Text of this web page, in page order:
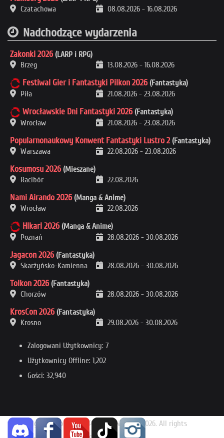
Czatachowa
08.08.2026 - 16.08.2026
Nadchodzące wydarzenia
Zakonki 2026 (LARP i RPG)
Brzeg
13.08.2026 - 16.08.2026
Festiwal Gier i Fantastyki Pilkon 2026 (Fantastyka)
Piła
21.08.2026 - 23.08.2026
Wrocławskie Dni Fantastyki 2026 (Fantastyka)
Wrocław
21.08.2026 - 23.08.2026
Popularnonaukowy Konwent Fantastyki Lustro 2 (Fantastyka)
Warszawa
22.08.2026 - 23.08.2026
Kosumosu 2026 (Mieszane)
Racibór
22.08.2026
Nami Airando 2026 (Manga & Anime)
Wrocław
22.08.2026
Hikari 2026 (Manga & Anime)
Poznań
28.08.2026 - 30.08.2026
Jagacon 2026 (Fantastyka)
Skarżyńsko-Kamienna
28.08.2026 - 30.08.2026
Tolkon 2026 (Fantastyka)
Chorzów
28.08.2026 - 30.08.2026
KrosCon 2026 (Fantastyka)
Krosno
29.08.2026 - 30.08.2026
Zalogowani Użytkownicy: 7
Użytkownicy Offline: 1,202
Gości: 32,940
Copyright (c) Konwenty Południowe 2014-2026. All rights